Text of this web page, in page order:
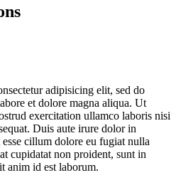
adipisicing elit, sed do
et dolore magna aliqua. Ut
exercitation ullamco laboris nisi
Duis aute irure dolor in
cillum dolore eu fugiat nulla
cupidatat non proident, sunt in
anim id est laborum.